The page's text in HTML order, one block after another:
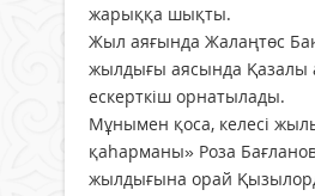
жарыққа шықты.
Жыл аяғында Жалаңтөс
жылдығы аясында Қазалы
ескерткіш орнатылады.
Мұнымен қоса, келесі
қаhарманы» Роза
жылдығына орай